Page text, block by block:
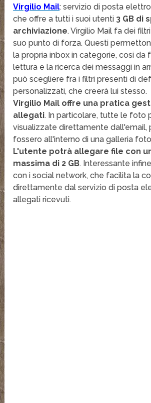
Virgilio Mail: servizio di posta
che offre a tutti i suoi utenti 3 GB di
archiviazione. Virgilio Mail fa dei
suo punto di forza. Questi
la propria inbox in categorie, cosi da
lettura e la ricerca dei messaggi in
può scegliere fra i filtri presenti di
personalizzati, che creerà lui stesso.
Virgilio Mail offre una pratica
allegati. In particolare, tutte le foto
visualizzate direttamente dall'email,
fossero all'interno di una galleria
L'utente potrà allegare file con
massima di 2 GB. Interessante
con i social network, che facilita la
direttamente dal servizio di posta
allegati ricevuti.